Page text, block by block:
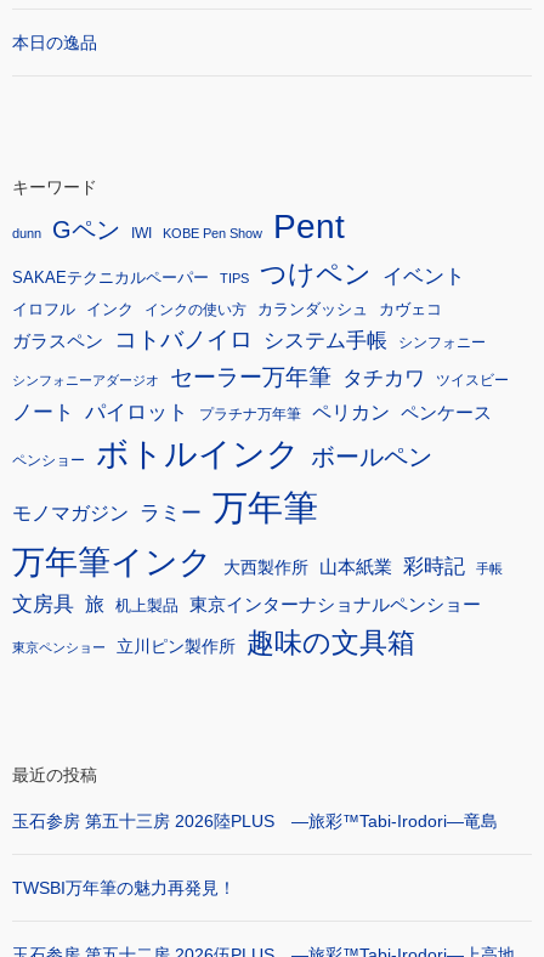
本日の逸品
キーワード
dunn Gペン IWI KOBE Pen Show Pent
SAKAEテクニカルペーパー TIPS つけペン イベント
イロフル インク インクの使い方 カランダッシュ カヴェコ
ガラスペン コトバノイロ システム手帳 シンフォニー
シンフォニーアダージオ セーラー万年筆 タチカワ ツイスビー
ノート パイロット プラチナ万年筆 ペリカン ペンケース
ペンショー ボトルインク ボールペン
モノマガジン ラミー 万年筆
万年筆インク 大西製作所 山本紙業 彩時記 手帳
文房具 旅 机上製品 東京インターナショナルペンショー
東京ペンショー 立川ピン製作所 趣味の文具箱
最近の投稿
玉石参房 第五十三房 2026陸PLUS ―旅彩™Tabi-Irodori―竜島
TWSBI万年筆の魅力再発見！